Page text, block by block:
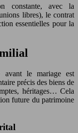
constante, avec la
libres), le contrat
essentielles pour la
avant le mariage est
précis des biens de
héritages… Cela
future du patrimoine